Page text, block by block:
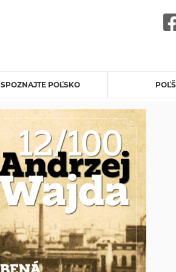
SPOZNAJTE POĽSKO